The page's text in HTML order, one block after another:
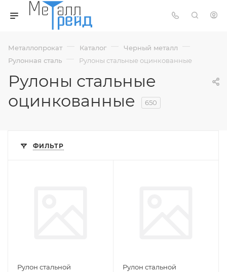
Металлопрокат — Каталог — Черный металл —
Рулонная сталь — Рулоны стальные оцинкованные
Рулоны стальные
оцинкованные
650
ФИЛЬТР
Рулон стальной
Рулон стальной